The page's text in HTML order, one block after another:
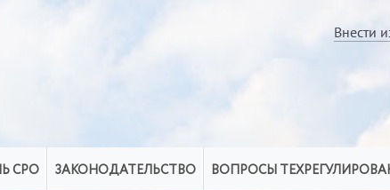
Внести
СРО ЗАКОНОДАТЕЛЬСТВО ВОПРОСЫ